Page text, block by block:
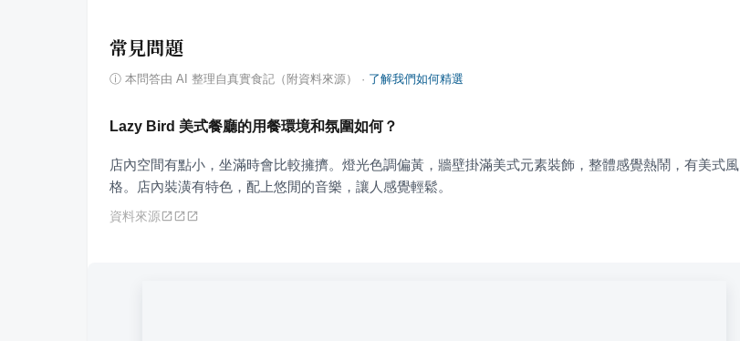
常見問題
ⓘ 本問答由 AI 整理自真實食記（附資料來源） · 了解我們如何精選
Lazy Bird 美式餐廳的用餐環境和氛圍如何？
店內空間有點小，坐滿時會比較擁擠。燈光色調偏黃，牆壁掛滿美式元素裝飾，整體感覺熱鬧，有美式風
格。店內裝潢有特色，配上悠閒的音樂，讓人感覺輕鬆。
資料來源